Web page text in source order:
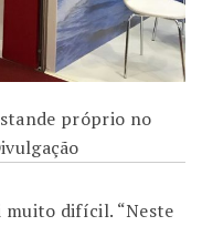
próprio no
muito difícil. “Neste